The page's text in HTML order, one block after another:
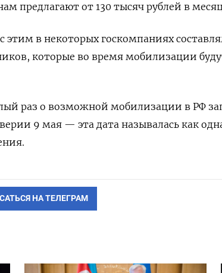
предлагают от 130 тысяч рублей в
этим в некоторых госкомпаниях
которые во время мобилизации
раз о возможной мобилизации в РФ
9 мая — эта дата называлась как
НА ТЕЛЕГРАМ